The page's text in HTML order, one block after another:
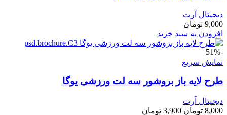
دیجیتال آرت
9,000 تومان
افزودن به سبد خرید
-51%
نمایش سریع
طرح لايه باز بروشور سه لت ورزشی یوگا
دیجیتال آرت
8,000 تومان قیمت
3,900 تومان